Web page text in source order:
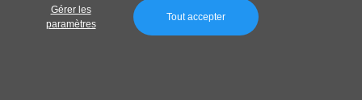
Gérer les
paramètres
Tout accepter